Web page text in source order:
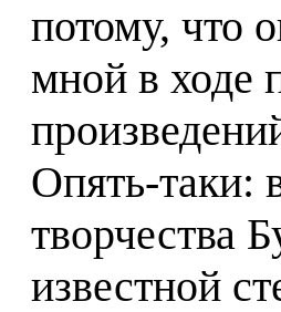
потому, что
мной в ходе
Опять-таки:
творчества
известной